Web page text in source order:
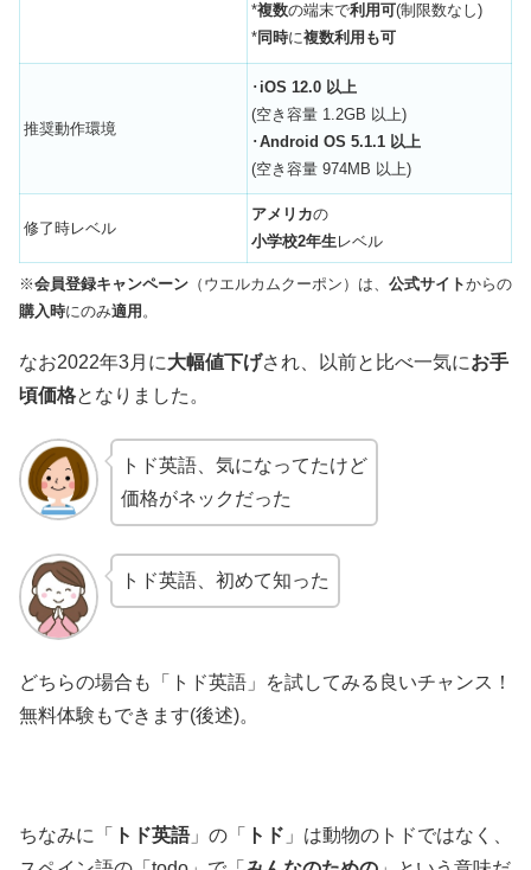
*複数の端末で利用可(制限数なし)
*同時に複数利用も可
推奨動作環境
･ iOS 12.0 以上
(空き容量 1.2GB 以上)
･Android OS 5.1.1 以上
(空き容量 974MB 以上)
修了時レベル
アメリカの
小学校2年生 レベル
※会員登録キャンペーン （ウエルカムクーポン）は、 公式サイトからの
購入時にのみ適用 。
なお2022年3月に大幅値下げされ、以前と比べ一気にお手
頃価格となりました。
トド英語、気になってたけど
価格がネックだった
トド英語、初めて知った
どちらの場合も「トド英語」を試してみる良いチャンス！
無料体験もできます(後述)。
ちなみに「 トド英語」の「 トド 」は動物のトドではなく、